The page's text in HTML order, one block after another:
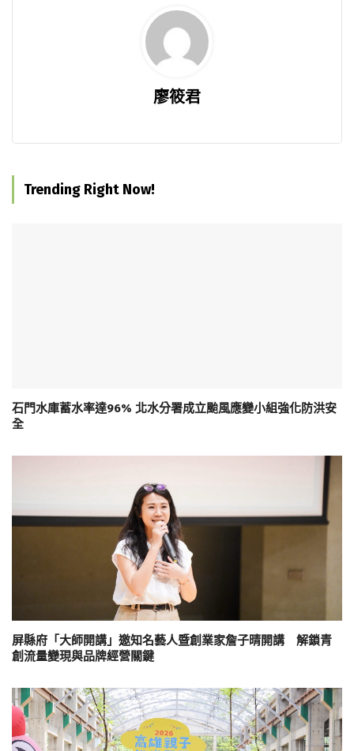
廖筱君
Trending Right Now!
石門水庫蓄水率達96% 北水分署成立颱風應變小組強化防洪安
全
屏縣府「大師開講」邀知名藝人暨創業家詹子晴開講 解鎖青
創流量變現與品牌經營關鍵